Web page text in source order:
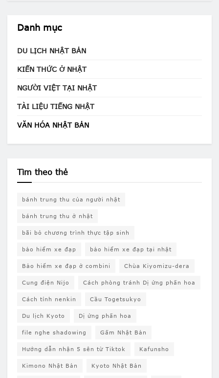
Danh mục
DU LỊCH NHẬT BẢN
KIẾN THỨC Ở NHẬT
NGƯỜI VIỆT TẠI NHẬT
TÀI LIỆU TIẾNG NHẬT
VĂN HÓA NHẬT BẢN
Tìm theo thẻ
bánh trung thu của người nhật
bánh trung thu ở nhật
bãi bỏ chương trình thực tập sinh
bảo hiểm xe đạp bảo hiểm xe đạp tại nhật
Bảo hiểm xe đạp ở combini Chùa Kiyomizu-dera
Cung điện Nijo Cách phòng tránh Dị ứng phấn hoa
Cách tính nenkin Cầu Togetsukyo
Du lịch Kyoto Dị ứng phấn hoa
file nghe shadowing Gấm Nhật Bản
Hướng dẫn nhận 5 sên từ Tiktok Kafunsho
Kimono Nhật Bản Kyoto Nhật Bản